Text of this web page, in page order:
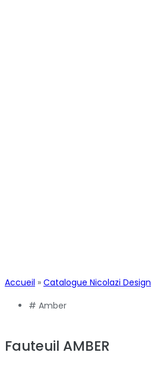
Accueil » Catalogue Nicolazi Design
# Amber
Fauteuil AMBER